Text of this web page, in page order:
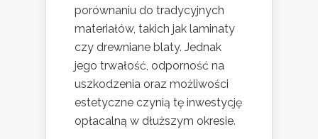
porównaniu do tradycyjnych
materiałów, takich jak laminaty
czy drewniane blaty. Jednak
jego trwałość, odporność na
uszkodzenia oraz możliwości
estetyczne czynią tę inwestycję
opłacalną w dłuższym okresie.